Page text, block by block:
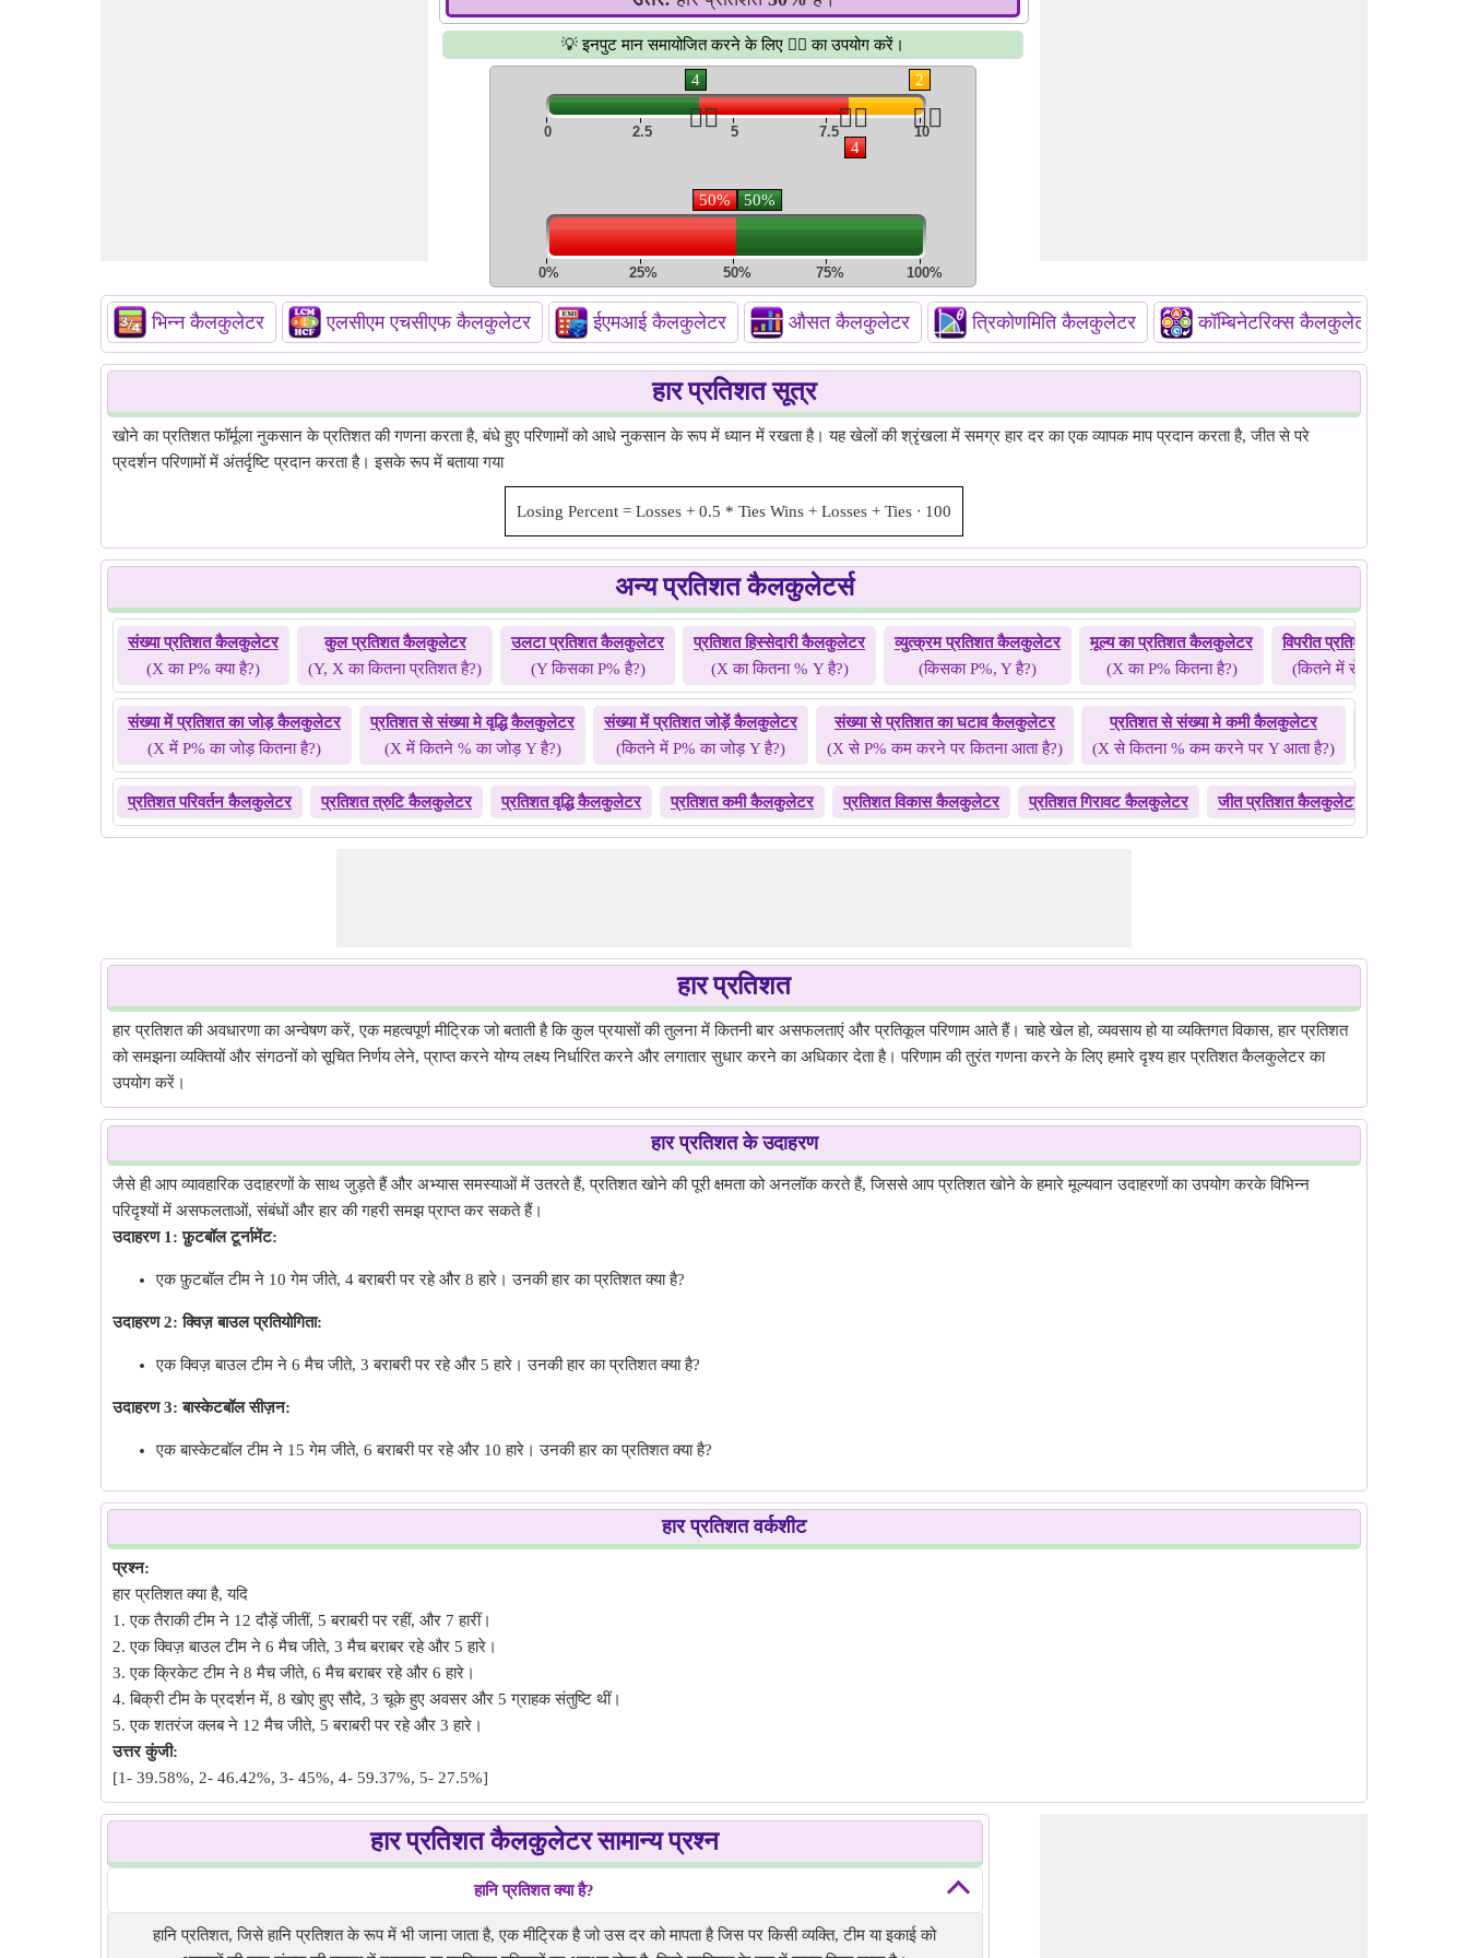
💡 इनपुट मान समायोजित करने के लिए 👆🏻 का उपयोग करें।
4
2
👆🏻 👆🏻
4
👆🏻
0 2.5 5 7.5 10
50% 50%
0% 25% 50% 75% 100%
भिन्न कैलकुलेटर एलसीएम एचसीएफ कैलकुलेटर ईएमआई कैलकुलेटर औसत कैलकुलेटर त्रिकोणमिति कैलकुलेटर कॉम्बिनेटरिक्स कैलकुलेटर
हार प्रतिशत सूत्र
खोने का प्रतिशत फॉर्मूला नुकसान के प्रतिशत की गणना करता है, बंधे हुए परिणामों को आधे नुकसान के रूप में ध्यान में रखता है। यह खेलों की श्रृंखला में समग्र हार दर का एक व्यापक माप प्रदान करता है, जीत से परे
प्रदर्शन परिणामों में अंतर्दृष्टि प्रदान करता है। इसके रूप में बताया गया
Losing Percent = Losses + 0.5 * Ties Wins + Losses + Ties ⋅ 100
अन्य प्रतिशत कैलकुलेटर्स
संख्या प्रतिशत कैलकुलेटर
(X का P% क्या है?)
कुल प्रतिशत कैलकुलेटर
(Y, X का कितना प्रतिशत है?)
उलटा प्रतिशत कैलकुलेटर
(Y किसका P% है?)
प्रतिशत हिस्सेदारी कैलकुलेटर
(X का कितना % Y है?)
व्युत्क्रम प्रतिशत कैलकुलेटर
(किसका P%, Y है?)
मूल्य का प्रतिशत कैलकुलेटर
(X का P% कितना है?)
विपरीत प्रतिशत कैलकुलेटर
(कितने में से Y, P% है?)
संख्या में प्रतिशत का जोड़ कैलकुलेटर
(X में P% का जोड़ कितना है?)
प्रतिशत से संख्या मे वृद्धि कैलकुलेटर
(X में कितने % का जोड़ Y है?)
संख्या में प्रतिशत जोड़ें कैलकुलेटर
(कितने में P% का जोड़ Y है?)
संख्या से प्रतिशत का घटाव कैलकुलेटर
(X से P% कम करने पर कितना आता है?)
प्रतिशत से संख्या मे कमी कैलकुलेटर
(X से कितना % कम करने पर Y आता है?)
प्रतिशत परिवर्तन कैलकुलेटर प्रतिशत त्रुटि कैलकुलेटर प्रतिशत वृद्धि कैलकुलेटर प्रतिशत कमी कैलकुलेटर प्रतिशत विकास कैलकुलेटर प्रतिशत गिरावट कैलकुलेटर जीत प्रतिशत कैलकुलेटर
हार प्रतिशत
हार प्रतिशत की अवधारणा का अन्वेषण करें, एक महत्वपूर्ण मीट्रिक जो बताती है कि कुल प्रयासों की तुलना में कितनी बार असफलताएं और प्रतिकूल परिणाम आते हैं। चाहे खेल हो, व्यवसाय हो या व्यक्तिगत विकास, हार प्रतिशत
को समझना व्यक्तियों और संगठनों को सूचित निर्णय लेने, प्राप्त करने योग्य लक्ष्य निर्धारित करने और लगातार सुधार करने का अधिकार देता है। परिणाम की तुरंत गणना करने के लिए हमारे दृश्य हार प्रतिशत कैलकुलेटर का
उपयोग करें।
हार प्रतिशत के उदाहरण
जैसे ही आप व्यावहारिक उदाहरणों के साथ जुड़ते हैं और अभ्यास समस्याओं में उतरते हैं, प्रतिशत खोने की पूरी क्षमता को अनलॉक करते हैं, जिससे आप प्रतिशत खोने के हमारे मूल्यवान उदाहरणों का उपयोग करके विभिन्न
परिदृश्यों में असफलताओं, संबंधों और हार की गहरी समझ प्राप्त कर सकते हैं।
उदाहरण 1: फ़ुटबॉल टूर्नामेंट:
एक फ़ुटबॉल टीम ने 10 गेम जीते, 4 बराबरी पर रहे और 8 हारे। उनकी हार का प्रतिशत क्या है?
उदाहरण 2: क्विज़ बाउल प्रतियोगिता:
एक क्विज़ बाउल टीम ने 6 मैच जीते, 3 बराबरी पर रहे और 5 हारे। उनकी हार का प्रतिशत क्या है?
उदाहरण 3: बास्केटबॉल सीज़न:
एक बास्केटबॉल टीम ने 15 गेम जीते, 6 बराबरी पर रहे और 10 हारे। उनकी हार का प्रतिशत क्या है?
हार प्रतिशत वर्कशीट
प्रश्न:
हार प्रतिशत क्या है, यदि
1. एक तैराकी टीम ने 12 दौड़ें जीतीं, 5 बराबरी पर रहीं, और 7 हारीं।
2. एक क्विज़ बाउल टीम ने 6 मैच जीते, 3 मैच बराबर रहे और 5 हारे।
3. एक क्रिकेट टीम ने 8 मैच जीते, 6 मैच बराबर रहे और 6 हारे।
4. बिक्री टीम के प्रदर्शन में, 8 खोए हुए सौदे, 3 चूके हुए अवसर और 5 ग्राहक संतुष्टि थीं।
5. एक शतरंज क्लब ने 12 मैच जीते, 5 बराबरी पर रहे और 3 हारे।
उत्तर कुंजी:
[1- 39.58%, 2- 46.42%, 3- 45%, 4- 59.37%, 5- 27.5%]
हार प्रतिशत कैलकुलेटर सामान्य प्रश्न
हानि प्रतिशत क्या है?
हानि प्रतिशत, जिसे हानि प्रतिशत के रूप में भी जाना जाता है, एक मीट्रिक है जो उस दर को मापता है जिस पर किसी व्यक्ति, टीम या इकाई को